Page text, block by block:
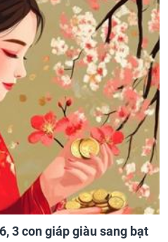
3 con giáp giàu sang bạt